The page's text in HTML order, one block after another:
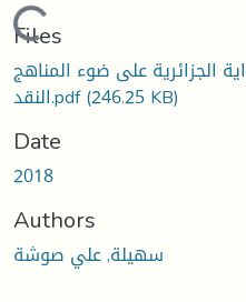
Loading...
Files
الجزائرية على ضوء المناهج
النقد.pdf(246.25 KB)
Date
2018
Authors
سهيلة, علي صوشة